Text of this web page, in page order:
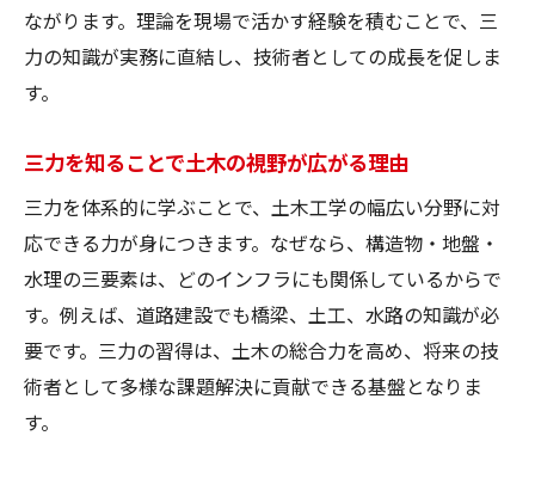
ながります。理論を現場で活かす経験を積むことで、三
力の知識が実務に直結し、技術者としての成長を促しま
す。
三力を知ることで土木の視野が広がる理由
三力を体系的に学ぶことで、土木工学の幅広い分野に対
応できる力が身につきます。なぜなら、構造物・地盤・
水理の三要素は、どのインフラにも関係しているからで
す。例えば、道路建設でも橋梁、土工、水路の知識が必
要です。三力の習得は、土木の総合力を高め、将来の技
術者として多様な課題解決に貢献できる基盤となりま
す。